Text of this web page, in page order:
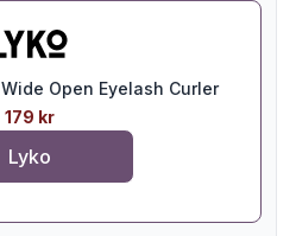
Open Eyelash Curler
179 kr
Lyko